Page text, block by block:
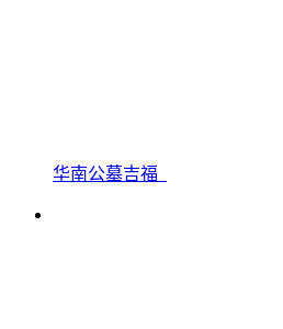
华南公墓吉福